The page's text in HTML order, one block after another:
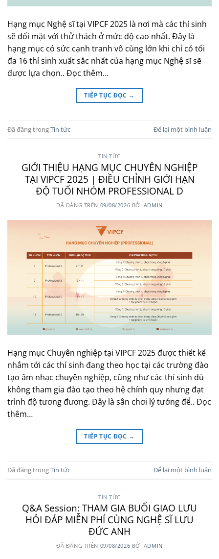
Hạng mục Nghệ sĩ tại VIPCF 2025 là nơi mà các thí sinh
sẽ đối mặt với thử thách ở mức độ cao nhất. Đây là
hạng mục có sức cạnh tranh vô cùng lớn khi chỉ có tối
đa 16 thí sinh xuất sắc nhất của hạng mục Nghệ sĩ sẽ
được lựa chọn.. Đọc thêm…
TIẾP TỤC ĐỌC →
Đã đăng trongTin tức Để lại một bình luận
TIN TỨC
GIỚI THIỆU HẠNG MỤC CHUYÊN NGHIỆP
TẠI VIPCF 2025 | ĐIỀU CHỈNH GIỚI HẠN
ĐỘ TUỔI NHÓM PROFESSIONAL D
ĐÃ ĐĂNG TRÊN 09/08/2026 BỞI ADMIN
Hạng mục Chuyên nghiệp tại VIPCF 2025 được thiết kế
nhắm tới các thí sinh đang theo học tại các trường đào
tạo âm nhạc chuyên nghiệp, cũng như các thí sinh dù
không tham gia đào tạo theo hệ chính quy nhưng đạt
trình độ tương đương. Đây là sân chơi lý tưởng để.. Đọc
thêm…
TIẾP TỤC ĐỌC →
Đã đăng trongTin tức Để lại một bình luận
TIN TỨC
Q&A Session: THAM GIA BUỔI GIAO LƯU
HỎI ĐÁP MIỄN PHÍ CÙNG NGHỆ SĨ LƯU
ĐỨC ANH
ĐÃ ĐĂNG TRÊN 09/08/2026 BỞI ADMIN